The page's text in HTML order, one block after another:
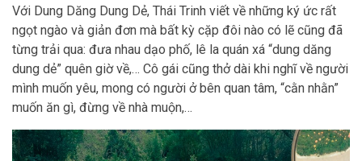
Với Dung Dăng Dung Dẻ, Thái Trinh viết về những ký ức rất
ngọt ngào và giản đơn mà bất kỳ cặp đôi nào có lẽ cũng đã
từng trải qua: đưa nhau dạo phố, lê la quán xá “dung dăng
dung dẻ” quên giờ về,… Cô gái cũng thở dài khi nghĩ về người
mình muốn yêu, mong có người ở bên quan tâm, “cằn nhằn”
muốn ăn gì, đừng về nhà muộn,…